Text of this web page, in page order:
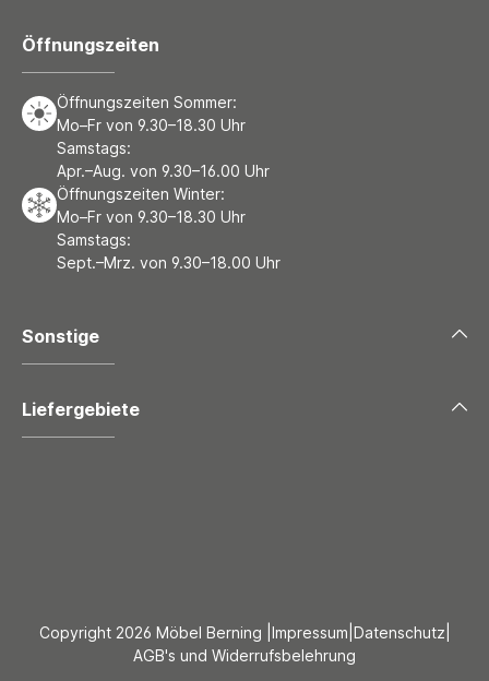
Öffnungszeiten
Öffnungszeiten Sommer:
Mo–Fr von 9.30–18.30 Uhr
Samstags:
Apr.–Aug. von 9.30–16.00 Uhr
Öffnungszeiten Winter:
Mo–Fr von 9.30–18.30 Uhr
Samstags:
Sept.–Mrz. von 9.30–18.00 Uhr
Sonstige
Liefergebiete
Copyright 2026 Möbel Berning | Impressum Datenschutz
AGB's und Widerrufsbelehrung